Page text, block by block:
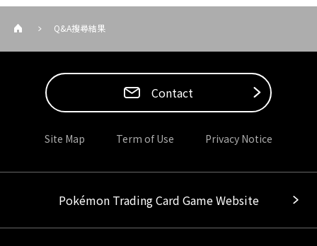
Q&A搜尋結果
Contact
Site Map Term of Use Privacy Notice
Pokémon Trading Card Game Website